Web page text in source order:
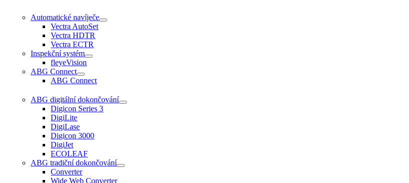
Automatické navíječe
Vectra AutoSet
Vectra HDTR
Vectra ECTR
Inspekční systém
fleyeVision
ABG Connect
ABG Connect
ABG digitální dokončování
Digicon Series 3
DigiLite
DigiLase
Digicon 3000
DigiJet
ECOLEAF
ABG tradiční dokončování
Converter
Wide Web Converter